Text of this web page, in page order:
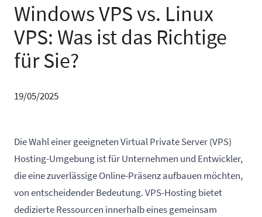
Windows VPS vs. Linux
VPS: Was ist das Richtige
für Sie?
19/05/2025
Die Wahl einer geeignetenVirtual Private Server (VPS)
Hosting-Umgebung ist für Unternehmen und Entwickler,
die eine zuverlässige Online-Präsenz aufbauen möchten,
von entscheidender Bedeutung. VPS-Hosting bietet
dedizierte Ressourcen innerhalb eines gemeinsam